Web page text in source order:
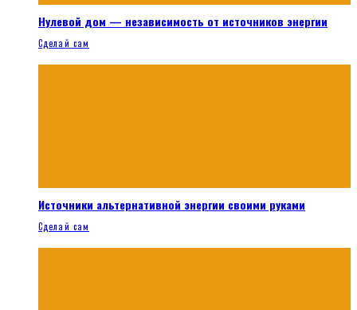
Нулевой дом — независимость от источников энергии
Сделай сам
Источники альтернативной энергии своими руками
Сделай сам